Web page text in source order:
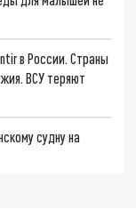
в России. Страны
ВСУ теряют
судну на